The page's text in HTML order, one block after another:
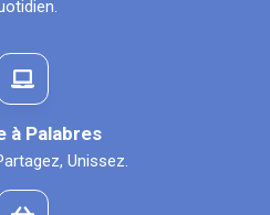
à Palabres
Unissez.